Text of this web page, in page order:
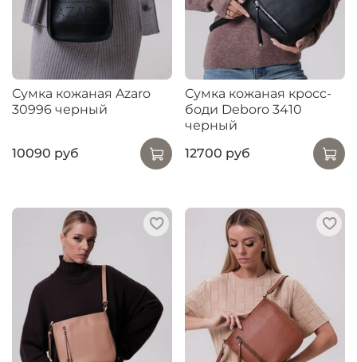
Сумка кожаная Azaro
30996 черный
10090 руб
Сумка кожаная кросс-
боди Deboro 3410
черный
12700 руб